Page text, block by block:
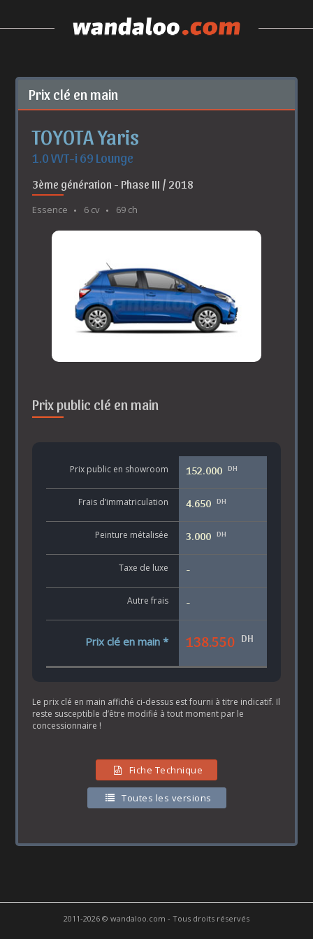
Prix clé en main
TOYOTA Yaris
1.0 VVT-i 69 Lounge
3ème génération - Phase III / 2018
Essence 6 cv 69 ch
Prix public clé en main
Prix public en showroom 152.000 DH
Frais d’immatriculation 4.650 DH
Peinture métalisée 3.000 DH
Taxe de luxe -
Autre frais -
Prix clé en main * 138.550 DH
Le prix clé en main affiché ci-dessus est fourni à titre indicatif. Il
reste susceptible d’être modifié à tout moment par le
concessionnaire !
Fiche Technique
Toutes les versions
2011-2026 © wandaloo.com - Tous droits réservés